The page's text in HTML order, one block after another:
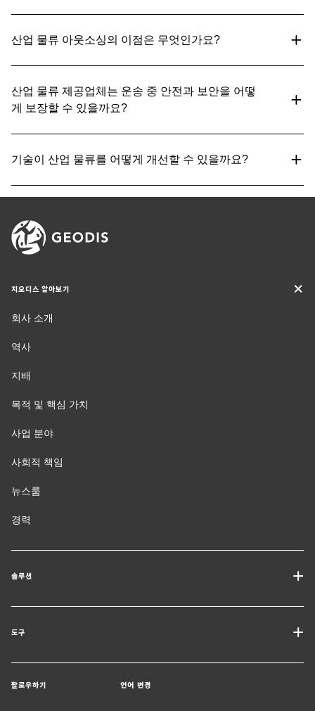
산업 물류 아웃소싱의 이점은 무엇인가요?
산업 물류 제공업체는 운송 중 안전과 보안을 어떻
게 보장할 수 있을까요?
기술이 산업 물류를 어떻게 개선할 수 있을까요?
지오디스 알아보기
회사 소개
역사
지배
목적 및 핵심 가치
사업 분야
사회적 책임
뉴스룸
경력
솔루션
운송 서비스
화물 솔루션
창고 및 부가가치 물류
버티컬
도구
견적 받기
전문가에게 문의
팔로우하기 언어 변경